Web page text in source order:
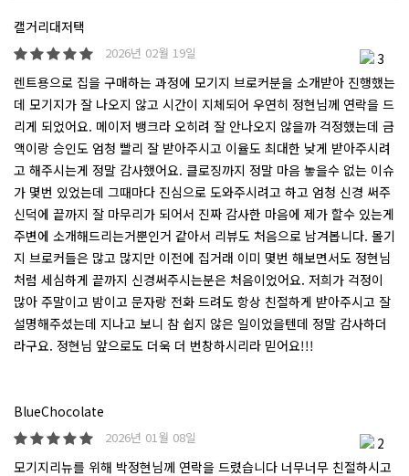
캘거리대저택
2026년 02월 19일
3
렌트용으로 집을 구매하는 과정에 모기지 브로커분을 소개받아 진행했는
데 모기지가 잘 나오지 않고 시간이 지체되어 우연히 정현님께 연락을 드
리게 되었어요. 메이저 뱅크라 오히려 잘 안나오지 않을까 걱정했는데 금
액이랑 승인도 엄청 빨리 잘 받아주시고 이율도 최대한 낮게 받아주시려
고 해주시는게 정말 감사했어요. 클로징까지 정말 마음 놓을수 없는 이슈
가 몇번 있었는데 그때마다 진심으로 도와주시려고 하고 엄청 신경 써주
신덕에 끝까지 잘 마무리가 되어서 진짜 감사한 마음에 제가 할수 있는게
주변에 소개해드리는거뿐인거 같아서 리뷰도 처음으로 남겨봅니다. 몰기
지 브로커들은 많고 많지만 이전에 집거래 이미 몇번 해보면서도 정현님
처럼 세심하게 끝까지 신경써주시는분은 처음이었어요. 저희가 걱정이
많아 주말이고 밤이고 문자랑 전화 드려도 항상 친절하게 받아주시고 잘
설명해주셨는데 지나고 보니 참 쉽지 않은 일이었을텐데 정말 감사하더
라구요. 정현님 앞으로도 더욱 더 번창하시리라 믿어요!!!
BlueChocolate
2026년 01월 08일
2
모기지리뉴를 위해 박정현님께 연락을 드렸습니다 너무너무 친절하시고